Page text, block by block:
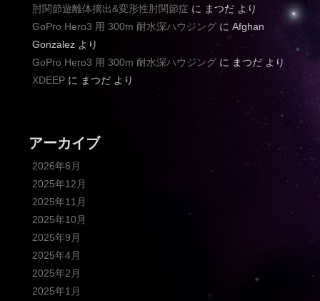
肘関節遊離体摘出&変形性肘関節症 に まつだ より
GoPro Hero3 用 300m 耐水深ハウジング に Afghan
Gonzalez より
GoPro Hero3 用 300m 耐水深ハウジング に まつだ より
XDEEP に まつだ より
アーカイブ
2026年6月
2025年12月
2025年11月
2025年10月
2025年9月
2025年4月
2025年2月
2025年1月